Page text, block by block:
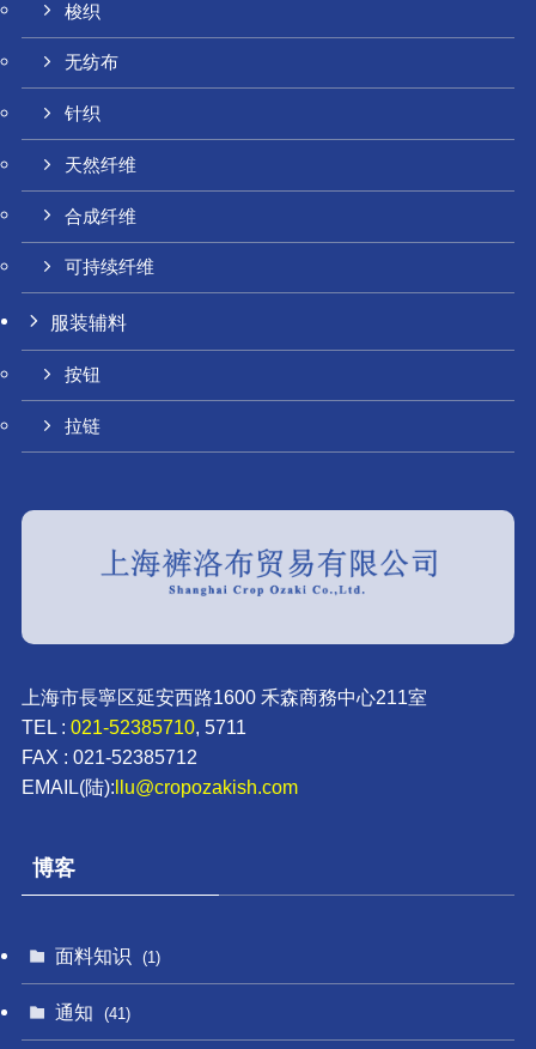
梭织
无纺布
针织
天然纤维
合成纤维
可持续纤维
服装辅料
按钮
拉链
上海市長寧区延安西路1600 禾森商務中心211室
TEL : 021-52385710, 5711
FAX : 021-52385712
EMAIL(陆):llu@cropozakish.com
博客
面料知识 (1)
通知 (41)